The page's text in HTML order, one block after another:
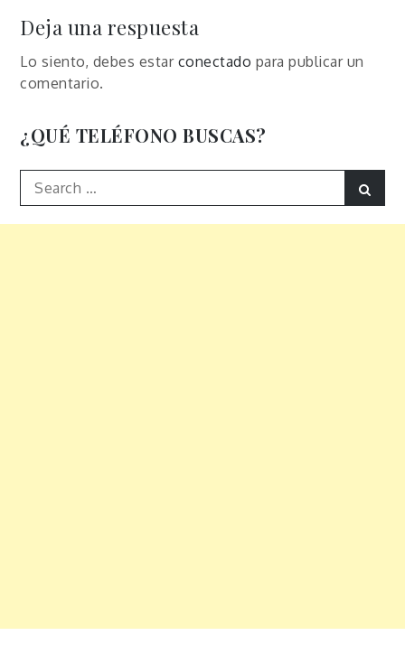
entradas
Deja una respuesta
Lo siento, debes estar conectado para publicar un
comentario.
¿QUÉ TELÉFONO BUSCAS?
Search
for: